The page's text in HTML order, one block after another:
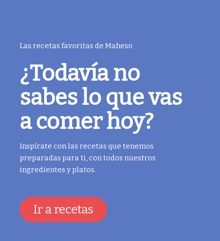
Las recetas favoritas de Maheso
¿Todavía no
sabes lo que vas
a comer hoy?
Inspírate con las recetas que tenemos
preparadas para ti, con todos nuestros
ingredientes y platos.
Ir a recetas